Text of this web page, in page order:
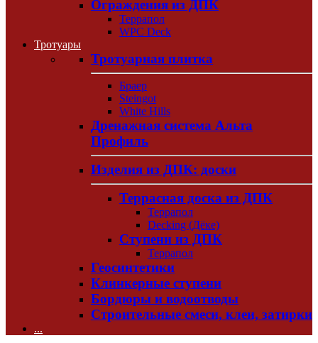
Ограждения из ДПК
Террапол
WPC Deck
Тротуары
Тротуарная плитка
Браер
Steingot
White Hills
Дренажная система Альта
Профиль
Изделия из ДПК: доски
Террасная доска из ДПК
Террапол
Decking (Дёке)
Ступени из ДПК
Террапол
Геосинтетики
Клинкерные ступени
Бордюры и водоотводы
Строительные смеси, клеи, затирки
...